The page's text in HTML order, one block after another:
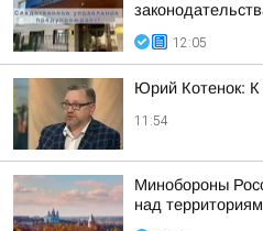
12:05
Юрий Котенок:
11:54
Минобороны
над